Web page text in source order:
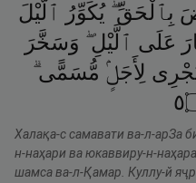
بِٱلْحَقِّ ۖ يُكَوِّرُ ٱلَّيْلَ
عَلَى ٱلَّيْلِ ۖ وَسَخَّرَ
لِأَجَلٍۢ مُّسَمًّى ۗ
٥
Халақа-с самавати ва-л-арЗа
н-наҳари ва юкаввиру-н-
шамса ва-л-Қамар. Куллу-й